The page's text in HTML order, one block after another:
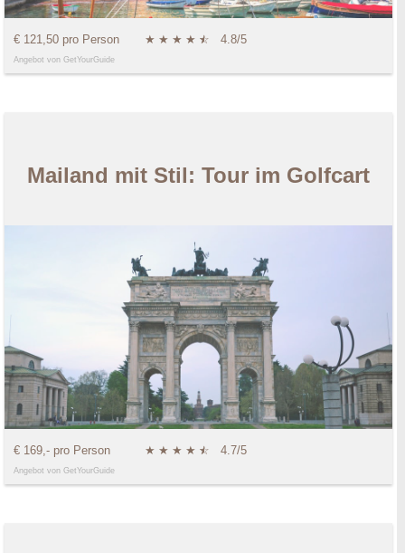
€ 121,50 pro Person ★ ★ ★ ★ ★
☆ 4.8/5
Angebot von GetYourGuide
Mailand mit Stil: Tour im Golfcart
€ 169,- pro Person ★ ★ ★ ★ ★
☆ 4.7/5
Angebot von GetYourGuide